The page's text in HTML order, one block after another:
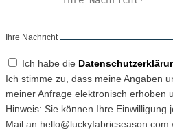
Ihre Nachricht
Ich habe die
Ich stimme zu, dass meine Angaben
meiner Anfrage elektronisch erhoben
Hinweis: Sie können Ihre Einwilligung
Mail an hello@luckyfabricseason.com